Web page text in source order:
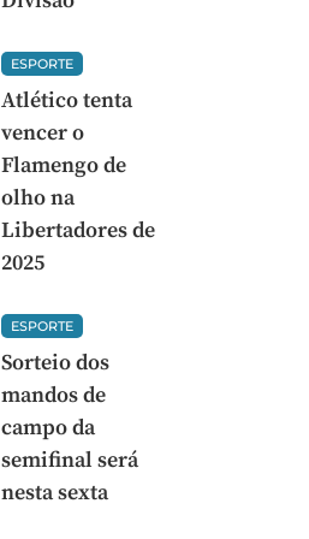
ESPORTE
Atlético tenta
vencer o
Flamengo de
olho na
Libertadores de
2025
ESPORTE
Sorteio dos
mandos de
campo da
semifinal será
nesta sexta